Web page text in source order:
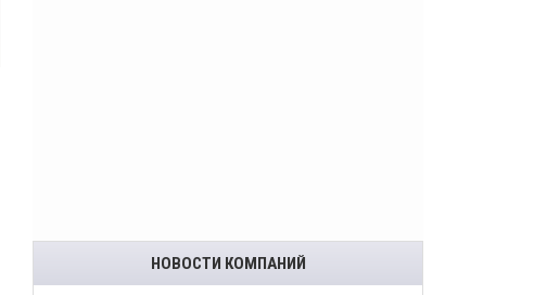
НОВОСТИ КОМПАНИЙ